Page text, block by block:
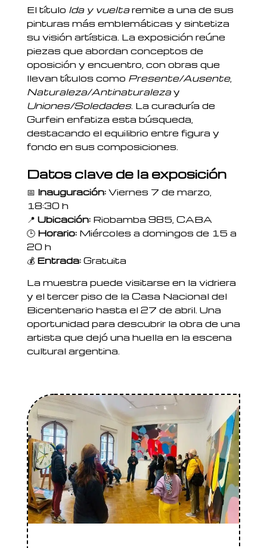
El título Ida y vueltaremite a una de sus
pinturas más emblemáticas y sintetiza
su visión artística. La exposición reúne
piezas que abordan conceptos de
oposición y encuentro, con obras que
llevan títulos como Presente/Ausente,
Naturaleza/Antinaturalezay
Uniones/Soledades. La curaduría de
Gurfein enfatiza esta búsqueda,
destacando el equilibrio entre figura y
fondo en sus composiciones.
Datos clave de la exposición
📅 Inauguración:Viernes 7 de marzo,
18:30 h
📍 Ubicación:Riobamba 985, CABA
🕒 Horario:Miércoles a domingos de 15 a
20 h
💰 Entrada:Gratuita
La muestra puede visitarse en la vidriera
y el tercer piso de la Casa Nacional del
Bicentenario hasta el 27 de abril. Una
oportunidad para descubrir la obra de una
artista que dejó una huella en la escena
cultural argentina.